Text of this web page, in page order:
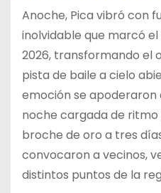
Anoche, Pica vibró con
inolvidable que marcó
2026, transformando el
pista de baile a cielo
emoción se apoderaron
noche cargada de
broche de oro a tres
convocaron a vecinos,
distintos puntos de la